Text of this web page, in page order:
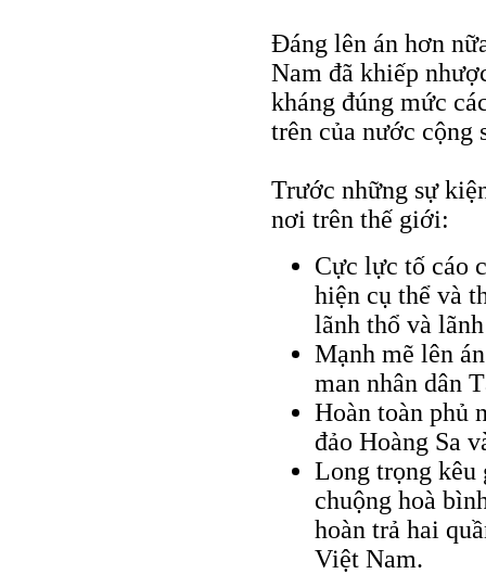
Đáng lên án hơn
Nam đã khiếp
kháng đúng mức
trên của nước cộng
Trước những sự
nơi trên thế giới:
Cực lực tố cáo
hiện cụ thể và
lãnh thổ và
Mạnh mẽ lên
man nhân dân
Hoàn toàn phủ
đảo Hoàng Sa
Long trọng kêu
chuộng hoà
hoàn trả hai
Việt Nam.